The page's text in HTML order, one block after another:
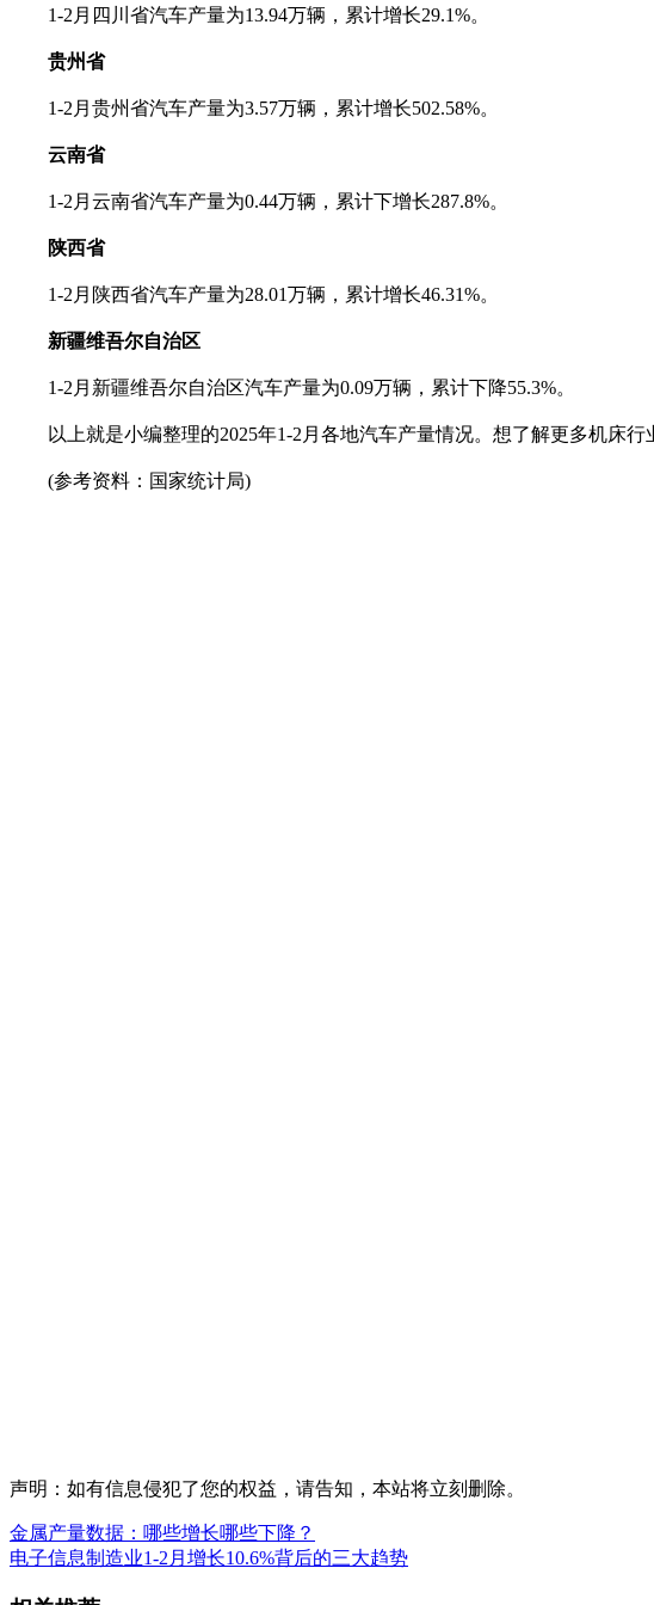
1-2月四川省汽车产量为13.94万辆，累计增长29.1%。
贵州省
1-2月贵州省汽车产量为3.57万辆，累计增长502.58%。
云南省
1-2月云南省汽车产量为0.44万辆，累计下增长287.8%。
陕西省
1-2月陕西省汽车产量为28.01万辆，累计增长46.31%。
新疆维吾尔自治区
1-2月新疆维吾尔自治区汽车产量为0.09万辆，累计下降55.3%。
以上就是小编整理的2025年1-2月各地汽车产量情况。想了解更多机床行
(参考资料：国家统计局)
声明：如有信息侵犯了您的权益，请告知，本站将立刻删除。
金属产量数据：哪些增长哪些下降？
电子信息制造业1-2月增长10.6%背后的三大趋势